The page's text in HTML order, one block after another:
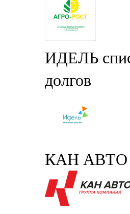
ИДЕЛЬ
долгов
КАН АВТО